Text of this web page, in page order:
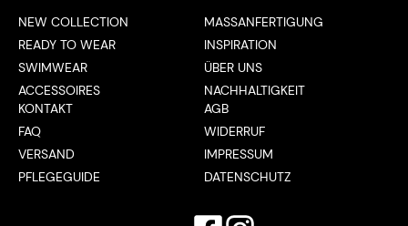
NEW COLLECTION
READY TO WEAR
SWIMWEAR
ACCESSOIRES
MASSANFERTIGUNG
INSPIRATION
ÜBER UNS
NACHHALTIGKEIT
KONTAKT
FAQ
VERSAND
PFLEGEGUIDE
AGB
WIDERRUF
IMPRESSUM
DATENSCHUTZ